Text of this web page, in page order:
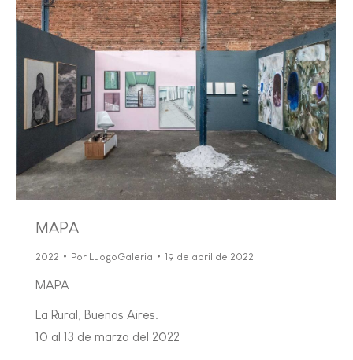
MAPA
2022 Por LuogoGaleria 19 de abril de 2022
MAPA
La Rural, Buenos Aires.
10 al 13 de marzo del 2022